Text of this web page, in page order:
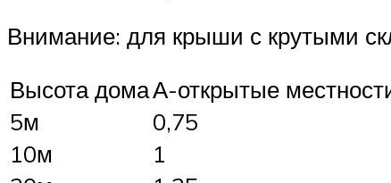
Внимание: для крыши с крутыми
Высота домаА-открытые
5м
0,75
10м
1